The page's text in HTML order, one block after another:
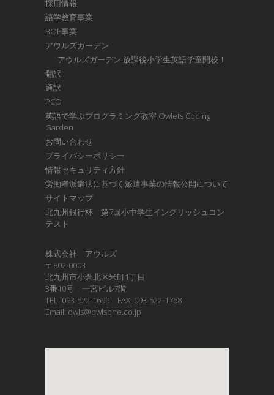
採用情報
語学教育事業
BOE事業
アウルズガーデン
アウルズガーデン 放課後小学生英語学童開校！
翻訳
通訳
PCO
英語で学ぶプログラミング教室 Owlets Coding
Garden
お問い合わせ
プライバシーポリシー
情報セキュリティ方針
労働者派遣法に基づく派遣事業の情報公開について
サイトマップ
北九州銀行杯 第7回小中学生イングリッシュコン
テスト
株式会社 アウルズ
〒802-0003
北九州市小倉北区米町1丁目
3番10号 一宮ビル7階
TEL: 093-522-1699 FAX: 093-522-1768
Email: owls@owlsone.co.jp